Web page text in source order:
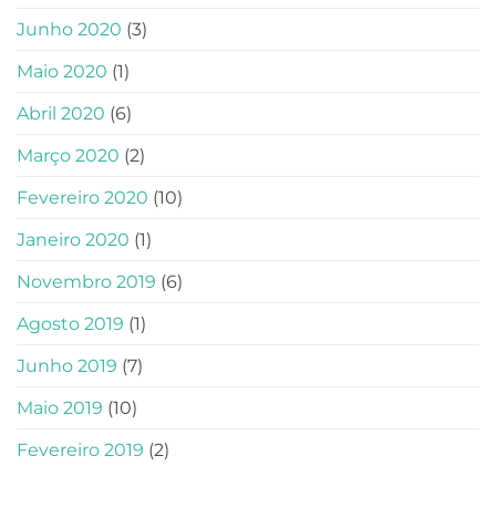
Junho 2020 (3)
Maio 2020 (1)
Abril 2020 (6)
Março 2020 (2)
Fevereiro 2020 (10)
Janeiro 2020 (1)
Novembro 2019 (6)
Agosto 2019 (1)
Junho 2019 (7)
Maio 2019 (10)
Fevereiro 2019 (2)